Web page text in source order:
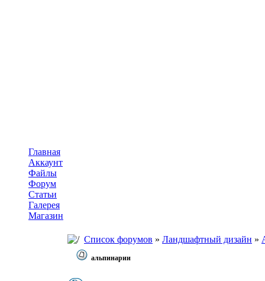
Главная
Аккаунт
Файлы
Форум
Статьи
Галерея
Магазин
Список форумов » Ландшафтный дизайн »
альпинарии